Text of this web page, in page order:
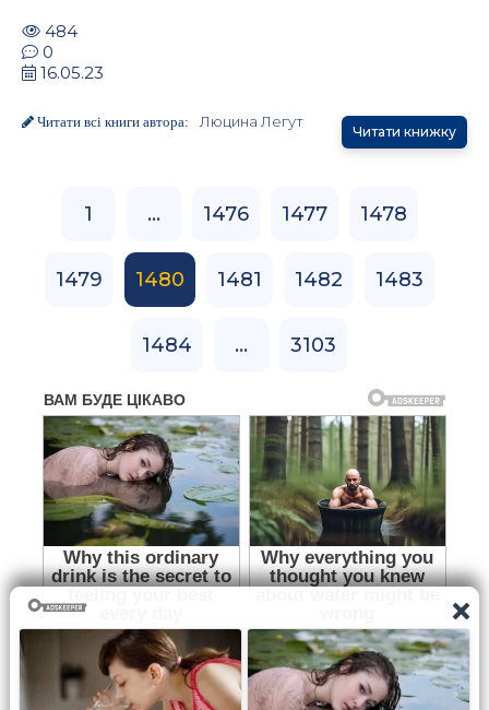
484
0
16.05.23
Читати всі книги автора: Люцина Легут
Читати книжку
1 ... 1476 1477 1478
1479 1480 1481 1482 1483
1484 ... 3103